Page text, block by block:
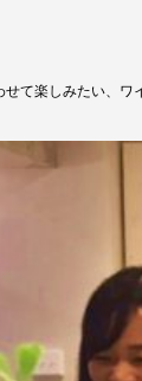
せて楽しみたい、ワ